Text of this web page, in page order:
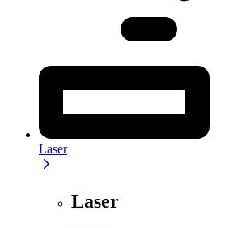
Laser
Laser